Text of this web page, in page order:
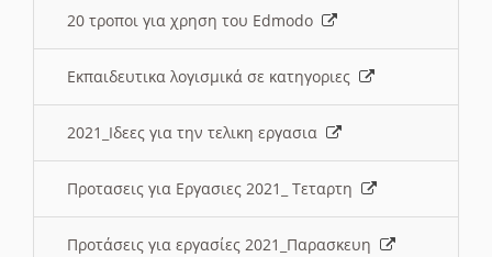
20 τροποι για χρηση του Edmodo
Εκπαιδευτικα λογισμικά σε κατηγοριες
2021_Ιδεες για την τελικη εργασια
Προτασεις για Εργασιες 2021_ Τεταρτη
Προτάσεις για εργασίες 2021_Παρασκευη